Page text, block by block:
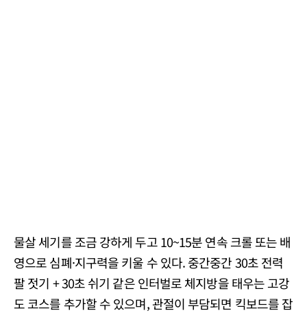
물살 세기를 조금 강하게 두고 10~15분 연속 크롤 또는 배
영으로 심폐·지구력을 키울 수 있다. 중간중간 30초 전력
팔 젓기 + 30초 쉬기 같은 인터벌로 체지방을 태우는 고강
도 코스를 추가할 수 있으며, 관절이 부담되면 킥보드를 잡